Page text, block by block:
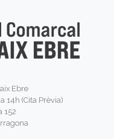
Ebre
14h (Cita Prèvia)
152